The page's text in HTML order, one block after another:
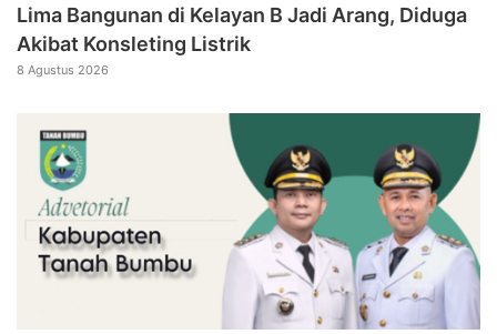
Lima Bangunan di Kelayan B Jadi Arang, Diduga
Akibat Konsleting Listrik
8 Agustus 2026